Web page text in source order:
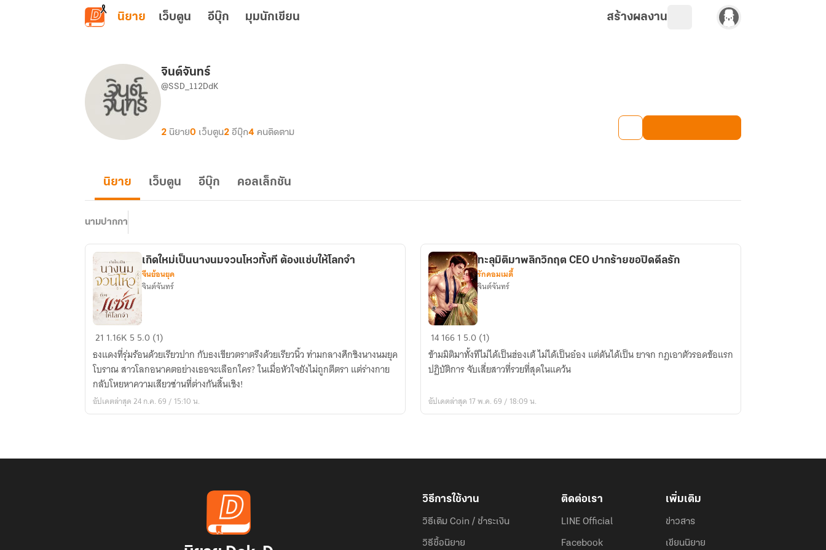
ข้ามไปยังเนื้อหาหลัก
นิยาย เว็บตูน อีบุ๊ก มุมนักเขียน สร้างผลงาน
จินต์จันทร์
@SSD_112DdK
2 นิยาย0 เว็บตูน2 อีบุ๊ก4 คนติดตาม
นิยาย เว็บตูน อีบุ๊ก คอลเล็กชัน
นามปากกา
เกิด
เป็น
นาง
นม
จวน
เกิดใหม่เป็นนางนมจวนโหวทั้งที ต้องแซ่บให้โลกจำ
จีนย้อนยุค
จินต์จันทร์
21 1.16K 5 5.0 (1)
ธงแดงที่รุ่มร้อนด้วยเรียวปาก กับธงเขียวตราตรึงด้วยเรียวนิ้ว ท่ามกลางศึกชิงนางนมยุค
โบราณ สาวโลกอนาคตอย่างเธอจะเลือกใคร? ในเมื่อหัวใจยังไม่ถูกตีตรา แต่ร่างกาย
กลับโหยหาความเสียวซ่านที่ต่างกันสิ้นเชิง!
อัปเดตล่าสุด 24 ก.ค. 69 / 15:10 น.
ทะลุ
มิติ
มา
พลิก
CEO
ลรัก
ทะลุมิติมาพลิกวิกฤต CEO ปากร้ายขอปิดดีลรัก
รักคอมเมดี้
จินต์จันทร์
141661 5.0 (1)
ข้ามมิติมาทั้งทีไม่ได้เป็นฮ่องเต้ ไม่ได้เป็นอ๋อง แต่ดันได้เป็น ยาจก กฎเอาตัวรอดข้อแรก
ปฏิบัติการ จับเสี่ยสาวที่รวยที่สุดในแคว้น
อัปเดตล่าสุด 17 พ.ค. 69 / 18:09 น.
วิธีการใช้งาน
วิธีเติม Coin / ชำระเงิน
วิธีซื้อนิยาย
ติดต่อเรา
LINE Official
Facebook
เพิ่มเติม
ข่าวสาร
เขียนนิยาย